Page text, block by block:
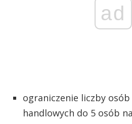
ad
ograniczenie liczby
handlowych do 5 osób